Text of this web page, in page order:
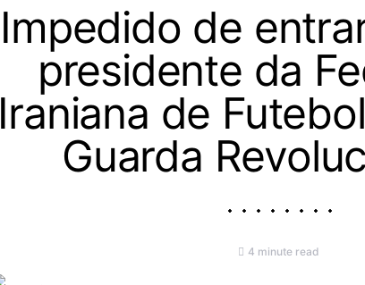
Impedido de
presidente da
Iraniana de
Guarda
4 minute read